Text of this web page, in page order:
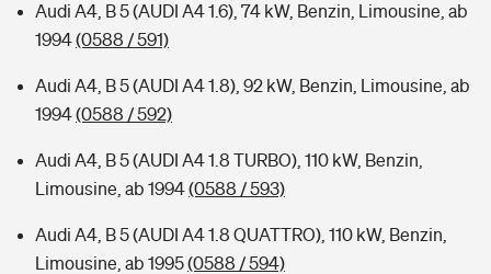
Sie haben Fragen?
Zur Übersicht
Kinderunfall-Check: Mehr Sicherheit für deine Kids
Typklassen: So ist Ihr Auto eingestuft
Audi A4, B 5 (AUDI A4 1.6), 74 kW, Benzin, Limousine, ab
1994(0588 / 591)
Audi A4, B 5 (AUDI A4 1.8), 92 kW, Benzin, Limousine, ab
1994(0588 / 592)
Audi A4, B 5 (AUDI A4 1.8 TURBO), 110 kW, Benzin,
Limousine, ab 1994(0588 / 593)
Audi A4, B 5 (AUDI A4 1.8 QUATTRO), 110 kW, Benzin,
Limousine, ab 1995(0588 / 594)